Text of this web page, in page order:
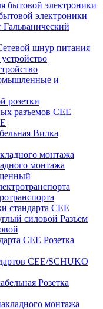
электроники
Гальванический
шнур питания
и
розетки
разъемов CEE
Вилка
монтажа
стандарта CEE
Разъем
Розетка
CEE/SCHUKO
Розетка